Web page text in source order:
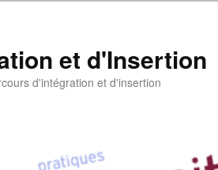
et d'Insertion
d'intégration et d'insertion